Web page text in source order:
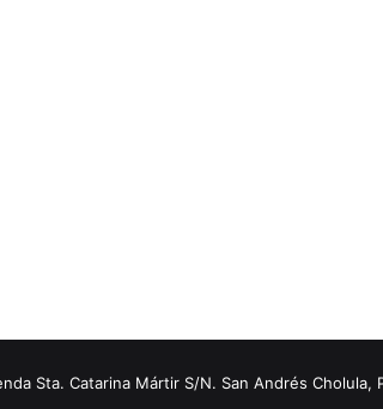
Sta. Catarina Mártir S/N. San Andrés Cholula,